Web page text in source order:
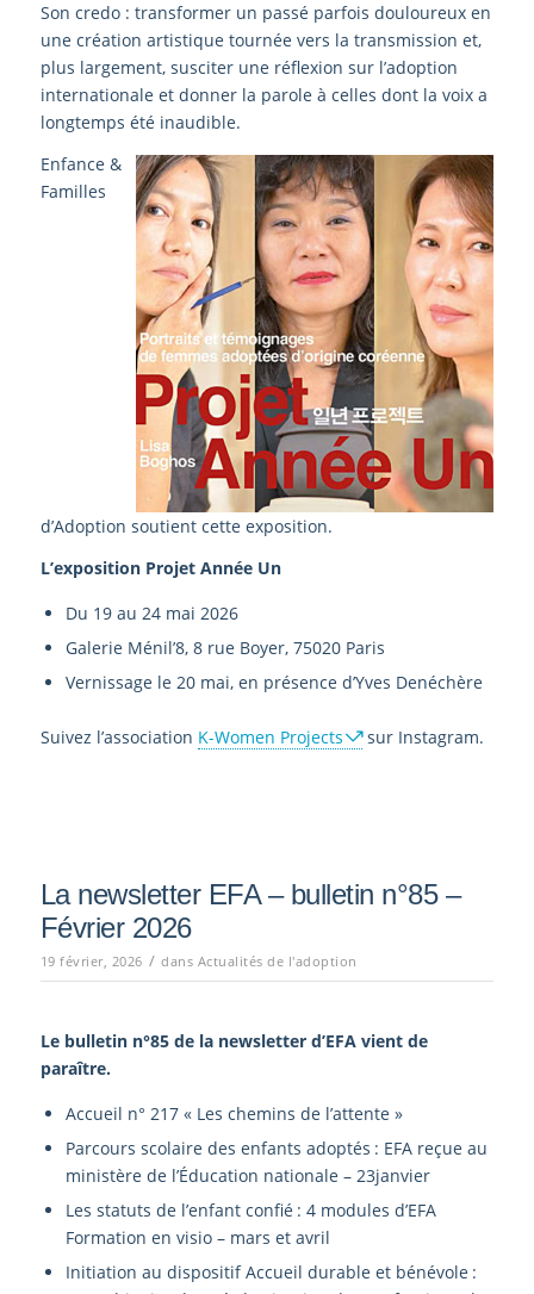
Son credo : transformer un passé parfois douloureux en
une création artistique tournée vers la transmission et,
plus largement, susciter une réflexion sur l’adoption
internationale et donner la parole à celles dont la voix a
longtemps été inaudible.
Enfance &
Familles
d’Adoption soutient cette exposition.
L’exposition Projet Année Un
Du 19 au 24 mai 2026
Galerie Ménil’8, 8 rue Boyer, 75020 Paris
Vernissage le 20 mai, en présence d’Yves Denéchère
Suivez l’association K-Women Projects sur Instagram.
La newsletter EFA – bulletin n°85 –
Février 2026
19 février, 2026 / dans Actualités de l'adoption
Le bulletin n°85 de la newsletter d’EFA vient de
paraître.
Accueil n° 217 « Les chemins de l’attente »
Parcours scolaire des enfants adoptés : EFA reçue au
ministère de l’Éducation nationale – 23janvier
Les statuts de l’enfant confié : 4 modules d’EFA
Formation en visio – mars et avril
Initiation au dispositif Accueil durable et bénévole :